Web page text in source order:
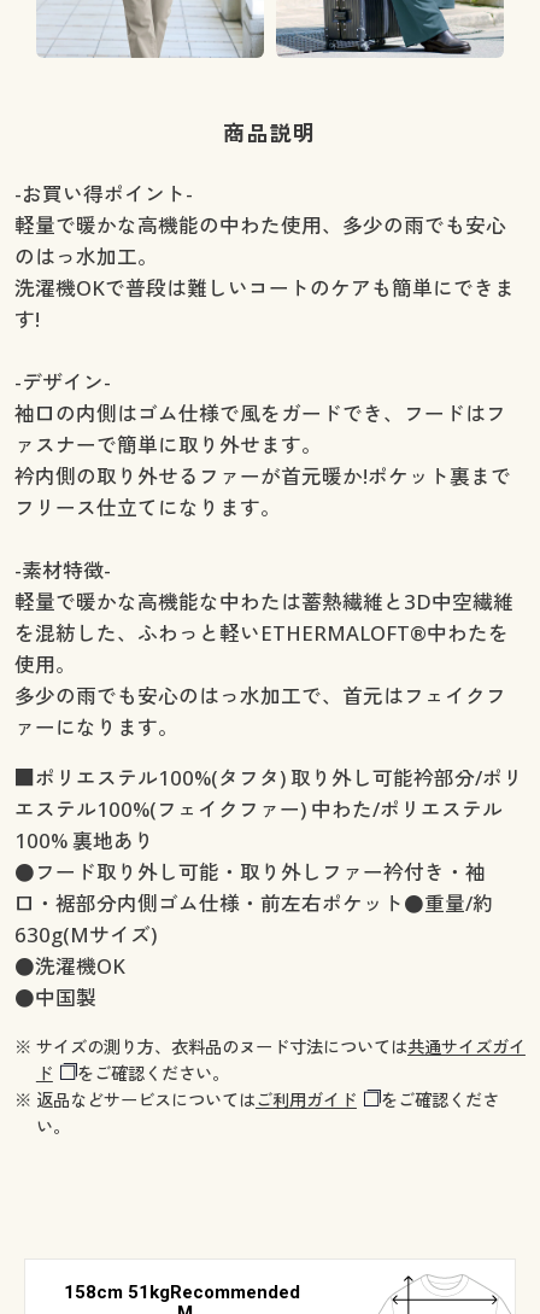
商品説明
-お買い得ポイント-
軽量で暖かな高機能の中わた使用、多少の雨でも安心
のはっ水加工。
洗濯機OKで普段は難しいコートのケアも簡単にできま
す!
-デザイン-
袖口の内側はゴム仕様で風をガードでき、フードはフ
ァスナーで簡単に取り外せます。
衿内側の取り外せるファーが首元暖か!ポケット裏まで
フリース仕立てになります。
-素材特徴-
軽量で暖かな高機能な中わたは蓄熱繊維と3D中空繊維
を混紡した、ふわっと軽いETHERMALOFT®中わたを
使用。
多少の雨でも安心のはっ水加工で、首元はフェイクフ
ァーになります。
■ポリエステル100%(タフタ) 取り外し可能衿部分/ポリ
エステル100%(フェイクファー) 中わた/ポリエステル
100% 裏地あり
●フード取り外し可能・取り外しファー衿付き・袖
口・裾部分内側ゴム仕様・前左右ポケット●重量/約
630g(Mサイズ)
●洗濯機OK
●中国製
※ サイズの測り方、衣料品のヌード寸法については共通サイズガイ
ド
をご確認ください。
※ 返品などサービスについてはご利用ガイド
をご確認くださ
い。
158cm 51kgRecommended